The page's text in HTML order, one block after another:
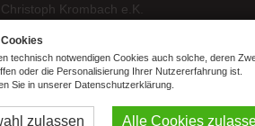
Krombach e.K.
customer reviews | Trusted Shops
technisch notwendigen Cookies auch solche, deren
oder die Personalisierung Ihrer Nutzererfahrung ist.
Sie in unserer Datenschutzerklärung.
zulassen Alle Cookies